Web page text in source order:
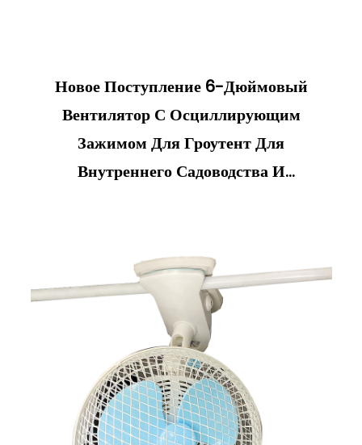
Новое Поступление 6-Дюймовый
Вентилятор С Осциллирующим
Зажимом Для Гроутент Для
Внутреннего Садоводства И